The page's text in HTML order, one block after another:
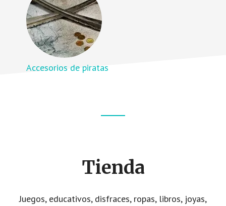
Accesorios de piratas
Tienda
Juegos, educativos, disfraces, ropas, libros, joyas,